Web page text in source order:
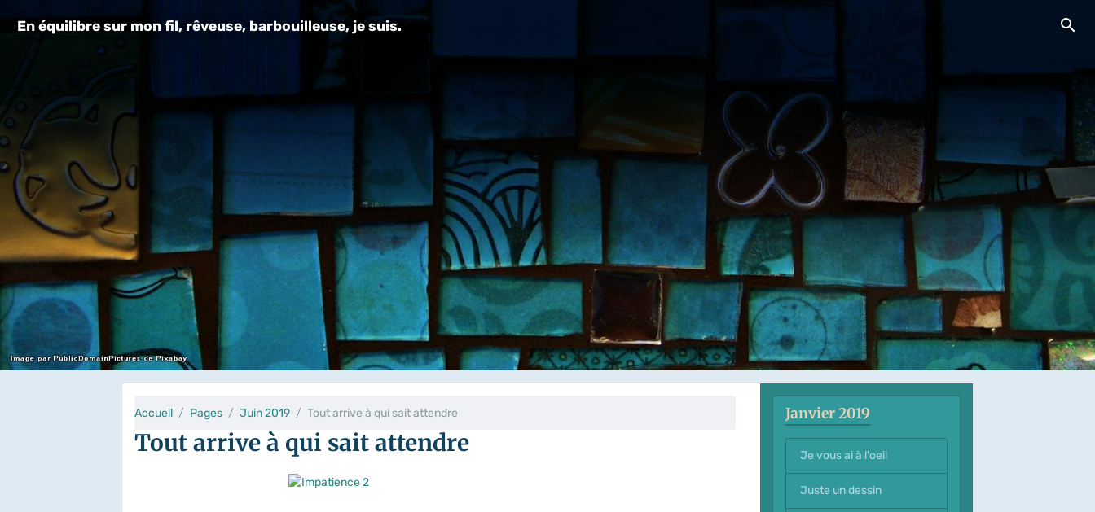
En équilibre sur mon fil, rêveuse, barbouilleuse, je suis.
Accueil Pages Juin 2019 Tout arrive à qui sait attendre
Tout arrive à qui sait attendre
Janvier 2019
Je vous ai à l'oeil
Juste un dessin